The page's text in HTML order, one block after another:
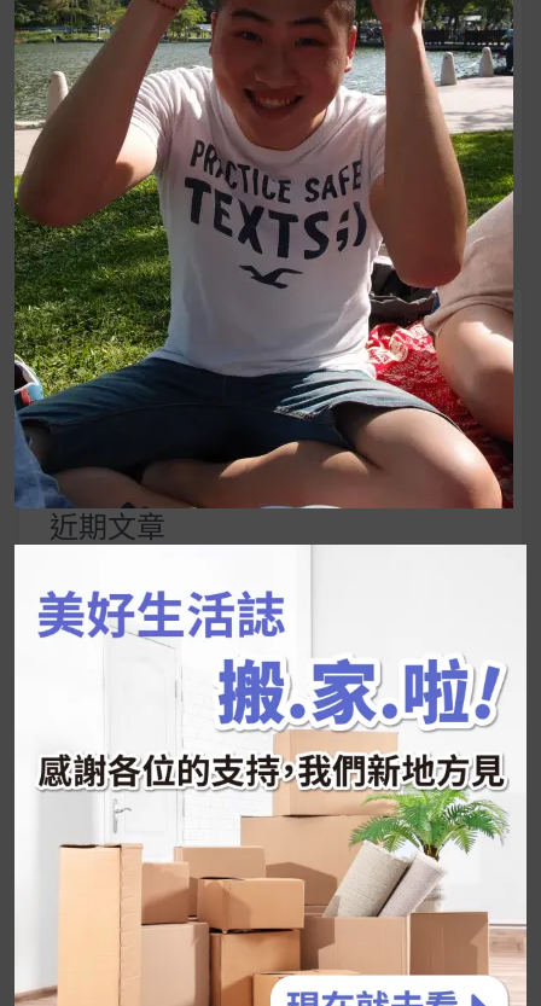
章
導
覽
野餐就是時尚新潮
流！香脆的香蕉榖片
陪伴每個優雅早晨！
UrMart 為你打造理想生活
搜
關
鍵
字:
近期文章
韓國人為什麼不容易胖？
推的MZ Diet ！
好吃的蛋白點心還有好玩的運動小遊戲！今年過
年已經等不及帶這盒跟我的親戚、朋友們一起分
享～
2026 過年禮盒推薦｜五款百元健康伴手禮
停用猛健樂後會反彈嗎？作用解析＋停藥後體重
維持全攻略
公主營養師：飲食改變也是能快樂執行的！6 個
你一定要知道的技巧